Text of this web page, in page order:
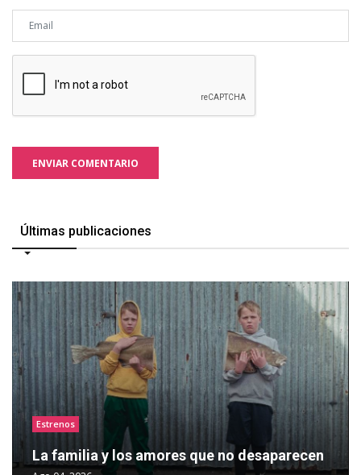
ENVIAR COMENTARIO
Últimas publicaciones
Estrenos
La familia y los amores que no desaparecen